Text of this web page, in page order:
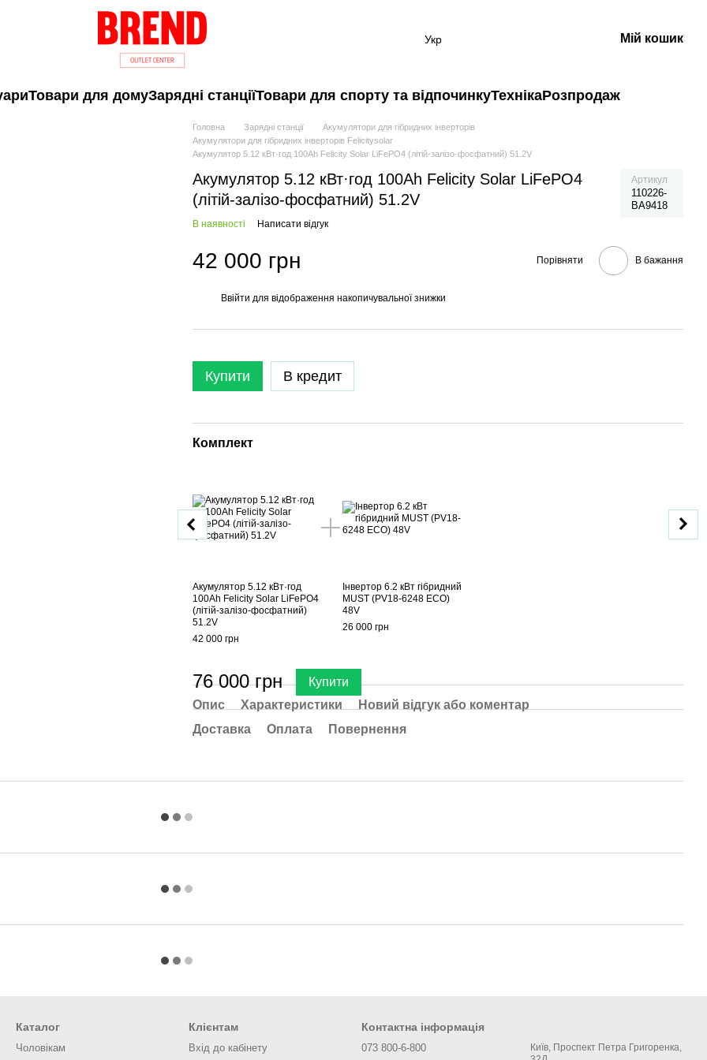
Укр Мій кошик
Товари для домуЗарядні станціїТовари для спорту та відпочинкуТехнікаРозпродаж
Головна Зарядні станції
Акумулятори для гібридних інверторів
Акумулятори для гібридних інверторів Felicitysolar
Акумулятор 5.12 кВт·год 100Ah Felicity Solar LiFePO4 (літій-залізо-фосфатний) 51.2V
Акумулятор 5.12 кВт·год 100Ah Felicity Solar LiFePO4
(літій-залізо-фосфатний) 51.2V
Артикул
110226-
BA9418
В наявності Написати відгук
42 000 грн Порівняти В бажання
Ввійти для відображення накопичувальної знижки
Купити В кредит
Комплект
Акумулятор 5.12 кВт·год
100Ah Felicity Solar LiFePO4
(літій-залізо-фосфатний)
51.2V
42 000 грн
Інвертор 6.2 кВт гібридний
MUST (PV18-6248 ECO)
48V
26 000 грн
76 000 грн Купити
Опис Характеристики
Новий відгук або коментар
Доставка
Оплата Повернення
Каталог
Чоловікам
Клієнтам
Вхід до кабінету
Контактна інформація
073 800-6-800
Київ, Проспект Петра Григоренка,